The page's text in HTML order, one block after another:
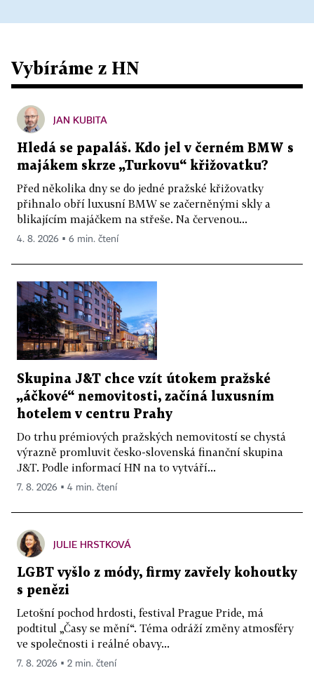
Vybíráme z HN
JAN KUBITA
Hledá se papaláš. Kdo jel v černém BMW s
majákem skrze „Turkovu“ křižovatku?
Před několika dny se do jedné pražské křižovatky
přihnalo obří luxusní BMW se začerněnými skly a
blikajícím majáčkem na střeše. Na červenou...
4. 8. 2026 ▪ 6 min. čtení
Skupina J&T chce vzít útokem pražské
„áčkové“ nemovitosti, začíná luxusním
hotelem v centru Prahy
Do trhu prémiových pražských nemovitostí se chystá
výrazně promluvit česko-slovenská finanční skupina
J&T. Podle informací HN na to vytváří...
7. 8. 2026 ▪ 4 min. čtení
JULIE HRSTKOVÁ
LGBT vyšlo z módy, firmy zavřely kohoutky
s penězi
Letošní pochod hrdosti, festival Prague Pride, má
podtitul „Časy se mění“. Téma odráží změny atmosféry
ve společnosti i reálné obavy...
7. 8. 2026 ▪ 2 min. čtení